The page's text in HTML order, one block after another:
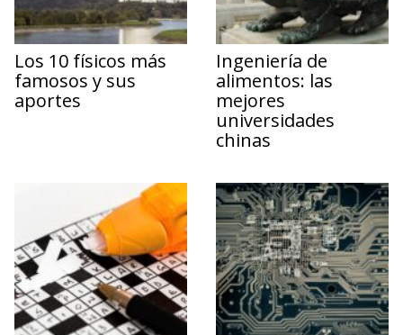
Los 10 físicos más
famosos y sus
aportes
Ingeniería de
alimentos: las
mejores
universidades
chinas